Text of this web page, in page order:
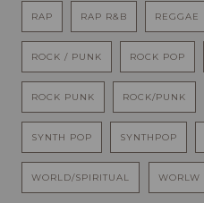
RAP RAP R&B REGGAE
ROCK / PUNK ROCK POP
ROCK PUNK ROCK/PUNK
SYNTH POP SYNTHPOP
WORLD/SPIRITUAL WORLW